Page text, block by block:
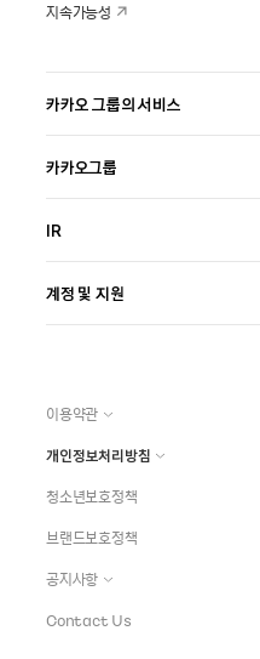
지속가능성
카카오 그룹의 서비스
카카오그룹
IR
계정 및 지원
이용약관
개인정보처리방침
청소년보호정책
브랜드보호정책
공지사항
Contact Us